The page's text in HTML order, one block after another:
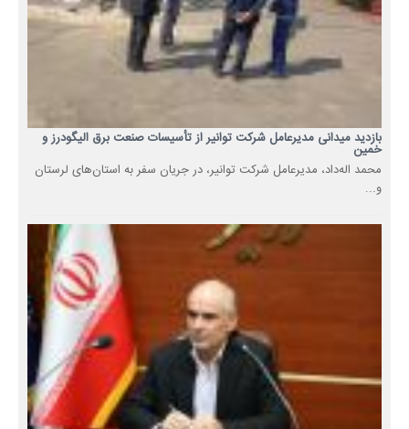
بازدید میدانی مدیرعامل شرکت توانیر از تأسیسات صنعت برق الیگودرز و
خمین
محمد اله‌داد، مدیرعامل شرکت توانیر، در جریان سفر به استان‌های لرستان
و...